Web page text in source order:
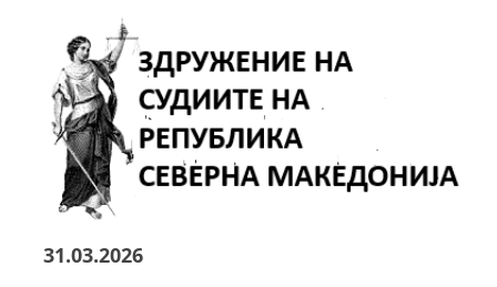
31.03.2026